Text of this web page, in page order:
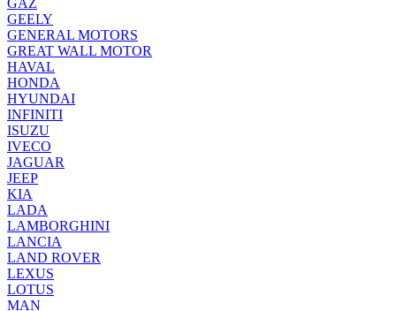
GEELY
GENERAL MOTORS
GREAT WALL MOTOR
HAVAL
HONDA
HYUNDAI
INFINITI
ISUZU
IVECO
JAGUAR
JEEP
KIA
LADA
LAMBORGHINI
LANCIA
LAND ROVER
LEXUS
LOTUS
MAN